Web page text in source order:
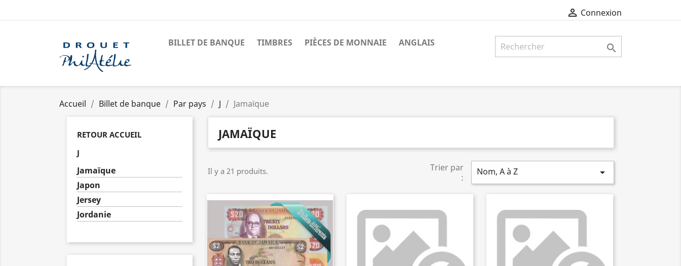
 Connexion

BILLET DE BANQUE TIMBRES PIÈCES DE MONNAIE ANGLAIS
Accueil Billet de banque Par pays J Jamaïque
RETOUR ACCUEIL
J
Jamaïque
Japon
Jersey
Jordanie
JAMAÏQUE
Il y a 21 produits.
Trier par
:
Nom, A à Z 